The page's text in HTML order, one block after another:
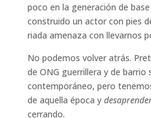
poco en la generación de
construido un actor con pies
riada amenaza con llevarnos
No podemos volver atrás.
de ONG guerrillera y de barrio
contemporáneo, pero
de aquella época y
cerrando.